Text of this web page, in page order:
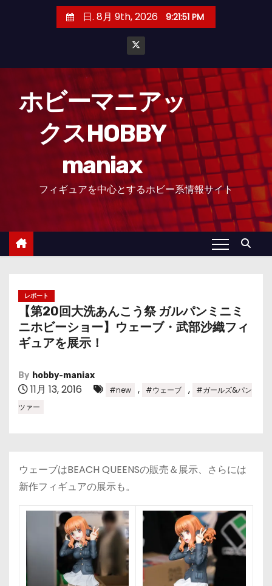
日. 8月 9th, 2026 9:21:51 PM
ホビーマニアッ
クスHOBBY
maniax
フィギュアを中心とするホビー系情報サイト
レポート
【第20回大洗あんこう祭 ガルパンミニミ
ニホビーショー】ウェーブ・武部沙織フィ
ギュアを展示！
By hobby-maniax
11月 13, 2016 #new , #ウェーブ ,
#ガールズ&パン
ツァー
ウェーブはBEACH QUEENSの販売＆展示、さらには
新作フィギュアの展示も。